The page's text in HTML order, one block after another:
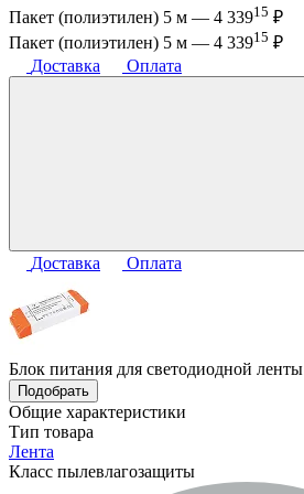
Пакет (полиэтилен) 5 м — 4 33915 ₽
Пакет (полиэтилен) 5 м — 4 33915 ₽
Доставка
Оплата
Доставка Оплата
Блок питания для светодиодной ленты
Подобрать
Общие характеристики
Тип товара
Лента
Класс пылевлагозащиты